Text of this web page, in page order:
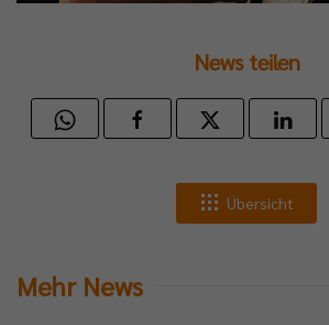
News teilen
Übersicht
Mehr News